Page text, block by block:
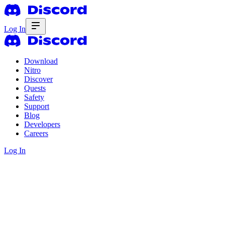
Log In
Download
Nitro
Discover
Quests
Safety
Support
Blog
Developers
Careers
Log In